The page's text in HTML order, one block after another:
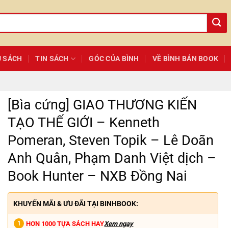
SÁCH TIN SÁCH GÓC CỦA BÌNH VỀ BÌNH BÁN BOOK
[Bìa cứng] GIAO THƯƠNG KIẾN
TẠO THẾ GIỚI – Kenneth
Pomeran, Steven Topik – Lê Doãn
Anh Quân, Phạm Danh Việt dịch –
Book Hunter – NXB Đồng Nai
KHUYẾN MÃI & ƯU ĐÃI TẠI BINHBOOK:
HƠN 1000 TỰA SÁCH HAYXem ngay